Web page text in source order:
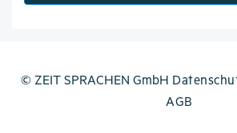
© ZEIT SPRACHEN GmbH
AGB